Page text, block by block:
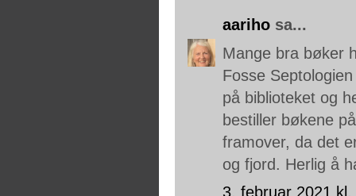
aariho sa...
Mange bra bøker
Fosse
på biblioteket og
bestiller bøkene
framover, da det
og fjord. Herlig å
3. februar 2021 kl.